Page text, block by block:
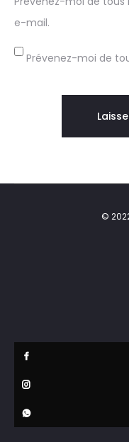
e-mail.
Prévenez-moi de
©